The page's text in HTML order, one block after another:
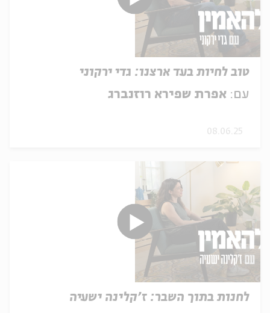
טוב לחיות בעד ארצנו: גדי ירקוני
עם: אפרת שפירא רוזנברג
08.06.25
לחנות בתוך השבר: ז'קלינה ישעיה